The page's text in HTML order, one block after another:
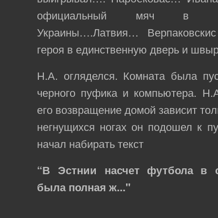
официальный мяч в
Украины….Латвия…
героя в единственную дверь и
Н.А. огляделся. Комната была
черного пуфика и компьютера.
его возвращение домой зависит
негнущихся ногах он подошел к
начал набирать текст
“В Эстнии насчет футбола в
была полная ж..."